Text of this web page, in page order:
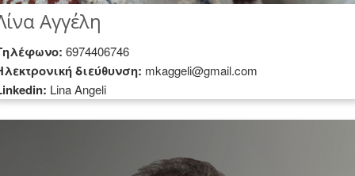
Αγγέλη
6974406746
διεύθυνση: mkaggeli@gmail.com
Lina Angeli